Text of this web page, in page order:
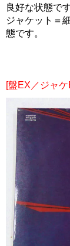
良好な状態です
ジャケット＝
態です。
[盤EX／ジャケ